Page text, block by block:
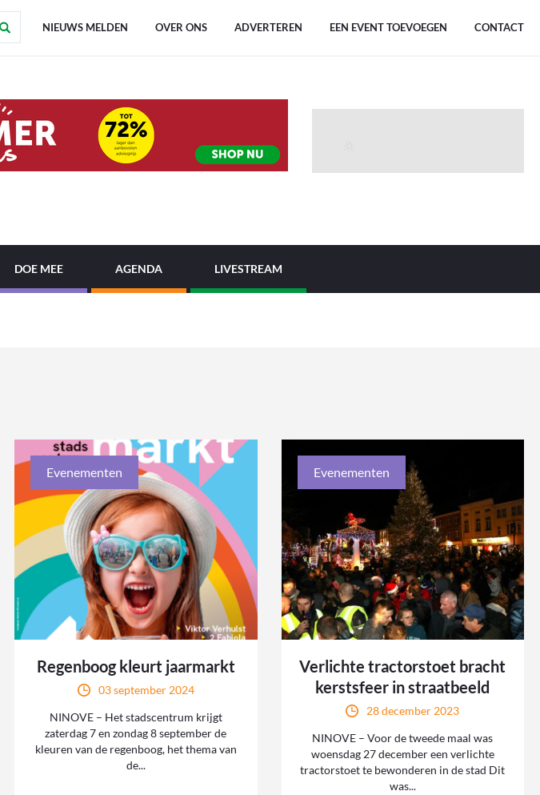
NIEUWS MELDEN OVER ONS ADVERTEREN EEN EVENT TOEVOEGEN CONTACT
DOE MEE AGENDA LIVESTREAM
Evenementen
Regenboog kleurt jaarmarkt
03 september 2024
NINOVE – Het stadscentrum krijgt
zaterdag 7 en zondag 8 september de
kleuren van de regenboog, het thema van
de...
Evenementen
Verlichte tractorstoet bracht
kerstsfeer in straatbeeld
28 december 2023
NINOVE – Voor de tweede maal was
woensdag 27 december een verlichte
tractorstoet te bewonderen in de stad Dit
was...